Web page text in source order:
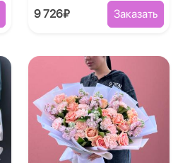
9 726₽ Заказать